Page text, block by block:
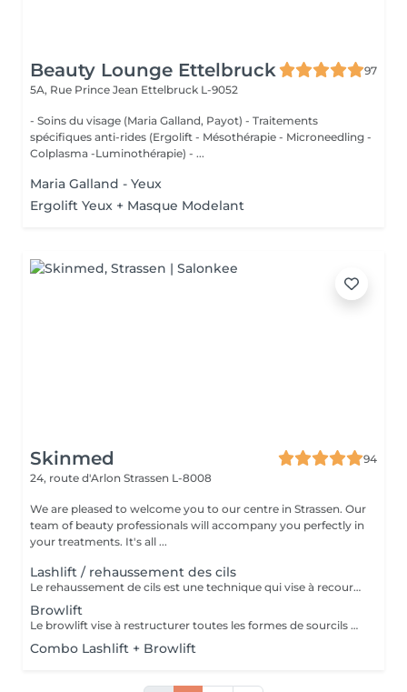
Beauty Lounge Ettelbruck
97
5A, Rue Prince Jean Ettelbruck L-9052
- Soins du visage (Maria Galland, Payot) - Traitements
spécifiques anti-rides (Ergolift - Mésothérapie - Microneedling -
Colplasma -Luminothérapie) - ...
Maria Galland - Yeux
Ergolift Yeux + Masque Modelant
Skinmed
94
24, route d'Arlon Strassen L-8008
We are pleased to welcome you to our centre in Strassen. Our
team of beauty professionals will accompany you perfectly in
your treatments. It's all ...
Lashlift / rehaussement des cils
Le rehaussement de cils est une technique qui vise à recourber et à allonger les cils afin d'apporter un effet mascara au regard. Le regard est plus ouvert et plus lumineux.
Browlift
Le browlift vise à restructurer toutes les formes de sourcils et à mettre en valeur leur caractère naturel, ce qui a pour effet d'intensifier le regard.
Combo Lashlift + Browlift